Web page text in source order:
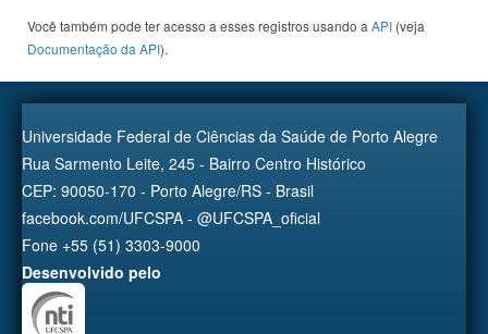
Você também pode ter acesso a esses registros usando a API (veja
Documentação da API).
Universidade Federal de Ciências da Saúde de Porto Alegre
Rua Sarmento Leite, 245 - Bairro Centro Histórico
CEP: 90050-170 - Porto Alegre/RS - Brasil
facebook.com/UFCSPA - @UFCSPA_oficial
Fone +55 (51) 3303-9000
Desenvolvido pelo